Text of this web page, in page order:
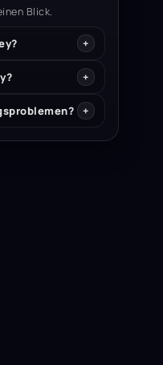
Blick.